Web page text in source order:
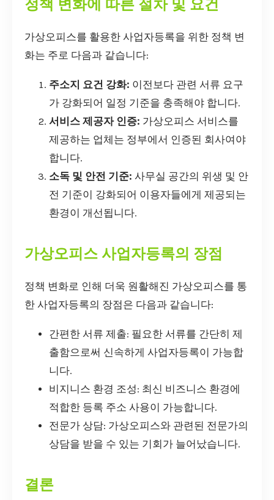
정책 변화에 따른 절차 및 요건
가상오피스를 활용한 사업자등록을 위한 정책 변
화는 주로 다음과 같습니다:
주소지 요건 강화: 이전보다 관련 서류 요구
가 강화되어 일정 기준을 충족해야 합니다.
서비스 제공자 인증: 가상오피스 서비스를
제공하는 업체는 정부에서 인증된 회사여야
합니다.
소독 및 안전 기준: 사무실 공간의 위생 및 안
전 기준이 강화되어 이용자들에게 제공되는
환경이 개선됩니다.
가상오피스 사업자등록의 장점
정책 변화로 인해 더욱 원활해진 가상오피스를 통
한 사업자등록의 장점은 다음과 같습니다:
간편한 서류 제출: 필요한 서류를 간단히 제
출함으로써 신속하게 사업자등록이 가능합
니다.
비지니스 환경 조성: 최신 비즈니스 환경에
적합한 등록 주소 사용이 가능합니다.
전문가 상담: 가상오피스와 관련된 전문가의
상담을 받을 수 있는 기회가 늘어났습니다.
결론